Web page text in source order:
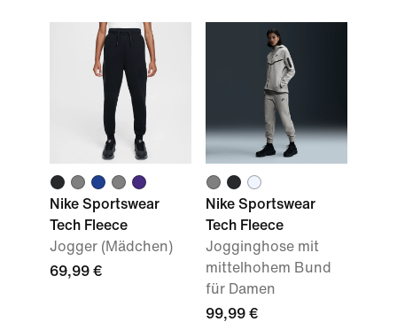
Nike Sportswear
Tech Fleece
Jogger (Mädchen)
69,99 €
Nike Sportswear
Tech Fleece
Jogginghose mit
mittelhohem Bund
für Damen
99,99 €